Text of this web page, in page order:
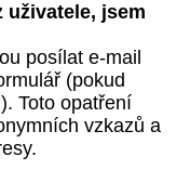
uživatele, jsem
posílat e-mail
(pokud
Toto opatření
vzkazů a